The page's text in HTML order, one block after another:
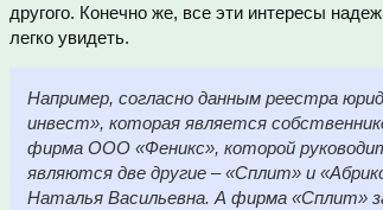
другого. Конечно же, все эти интересы
легко увидеть.
Например, согласно данным реестра
инвест», которая является
фирма ООО «Феникс», которой
являются две другие – «Сплит» и
Наталья Васильевна. А фирма «Сплит»